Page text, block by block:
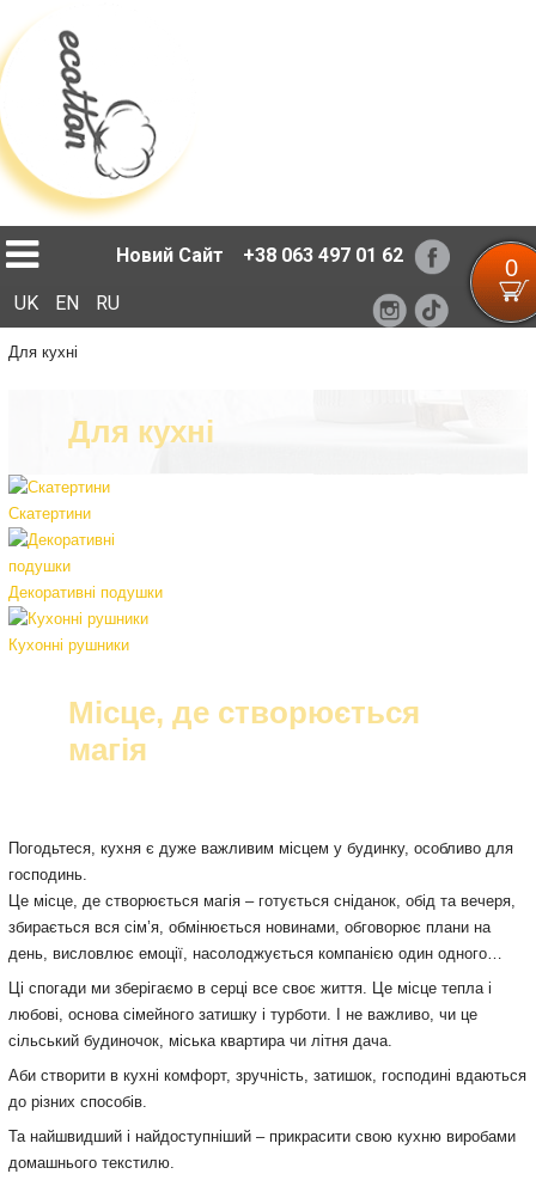
Новий Сайт +38 063 497 01 62 0
UK EN RU
Для кухні
Для кухні
Скатертини
Декоративні подушки
Кухонні рушники
Місце, де створюється
магія
Погодьтеся, кухня є дуже важливим місцем у будинку, особливо для
господинь.
Це місце, де створюється магія – готується сніданок, обід та вечеря,
збирається вся сім’я, обмінюється новинами, обговорює плани на
день, висловлює емоції, насолоджується компанією один одного…
Ці спогади ми зберігаємо в серці все своє життя. Це місце тепла і
любові, основа сімейного затишку і турботи. І не важливо, чи це
сільський будиночок, міська квартира чи літня дача.
Аби створити в кухні комфорт, зручність, затишок, господині вдаються
до різних способів.
Та найшвидший і найдоступніший – прикрасити свою кухню виробами
домашнього текстилю.